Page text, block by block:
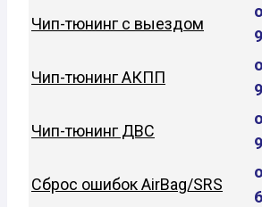
Чип-тюнинг с выездом
Чип-тюнинг АКПП
Чип-тюнинг ДВС
Сброс ошибок AirBag/SRS